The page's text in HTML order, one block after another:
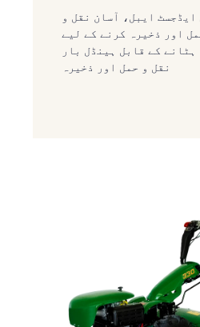
ایڈجسٹ ایبل،
آسان نقل و
اور ذخیرہ کرنے کے لیے
ہٹانے کے قابل ہینڈل بار
نقل و حمل اور ذخیرہ